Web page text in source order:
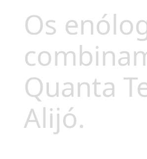
Os
Quanta
Alijó.